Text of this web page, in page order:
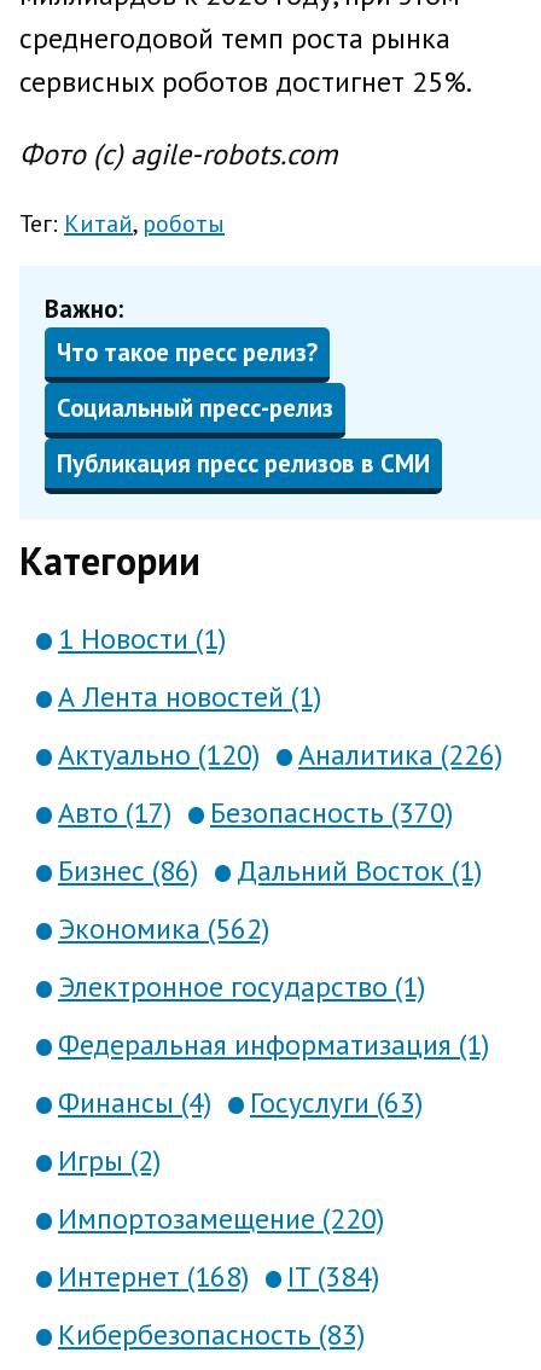
среднегодовой темп роста рынка
сервисных роботов достигнет 25%.
Фото (с) agile-robots.com
Тег: Китай роботы
Важно:
Что такое пресс релиз?
Социальный пресс-релиз
Публикация пресс релизов в СМИ
Категории
1 Новости (1)
А Лента новостей (1)
Актуально (120)
Аналитика (226)
Авто (17)
Безопасность (370)
Бизнес (86)
Дальний Восток (1)
Экономика (562)
Электронное государство (1)
Федеральная информатизация (1)
Финансы (4)
Госуслуги (63)
Игры (2)
Импортозамещение (220)
Интернет (168)
IT (384)
Кибербезопасность (83)